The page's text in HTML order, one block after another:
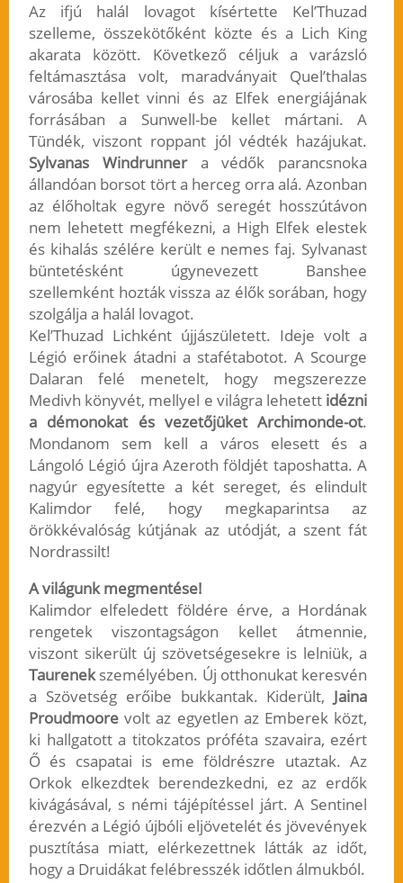
Az ifjú halál lovagot kísértette Kel’Thuzad
szelleme, összekötőként közte és a Lich King
akarata között. Következő céljuk a varázsló
feltámasztása volt, maradványait Quel’thalas
városába kellet vinni és az Elfek energiájának
forrásában a Sunwell-be kellet mártani. A
Tündék, viszont roppant jól védték hazájukat.
Sylvanas Windrunnera védők parancsnoka
állandóan borsot tört a herceg orra alá. Azonban
az élőholtak egyre növő seregét hosszútávon
nem lehetett megfékezni, a High Elfek elestek
és kihalás szélére került e nemes faj. Sylvanast
büntetésként úgynevezett Banshee
szellemként hozták vissza az élők sorában, hogy
szolgálja a halál lovagot.
Kel’Thuzad Lichként újjászületett. Ideje volt a
Légió erőinek átadni a stafétabotot. A Scourge
Dalaran felé menetelt, hogy megszerezze
Medivh könyvét, mellyel e világra lehetett idézni
a démonokat és vezetőjüket Archimonde-ot.
Mondanom sem kell a város elesett és a
Lángoló Légió újra Azeroth földjét taposhatta. A
nagyúr egyesítette a két sereget, és elindult
Kalimdor felé, hogy megkaparintsa az
örökkévalóság kútjának az utódját, a szent fát
Nordrassilt!
A világunk megmentése!
Kalimdor elfeledett földére érve, a Hordának
rengetek viszontagságon kellet átmennie,
viszont sikerült új szövetségesekre is lelniük, a
Taurenekszemélyében. Új otthonukat keresvén
a Szövetség erőibe bukkantak. Kiderült, Jaina
Proudmoorevolt az egyetlen az Emberek közt,
ki hallgatott a titokzatos próféta szavaira, ezért
Ő és csapatai is eme földrészre utaztak. Az
Orkok elkezdtek berendezkedni, ez az erdők
kivágásával, s némi tájépítéssel járt. A Sentinel
érezvén a Légió újbóli eljövetelét és jövevények
pusztítása miatt, elérkezettnek látták az időt,
hogy a Druidákat felébresszék időtlen álmukból.